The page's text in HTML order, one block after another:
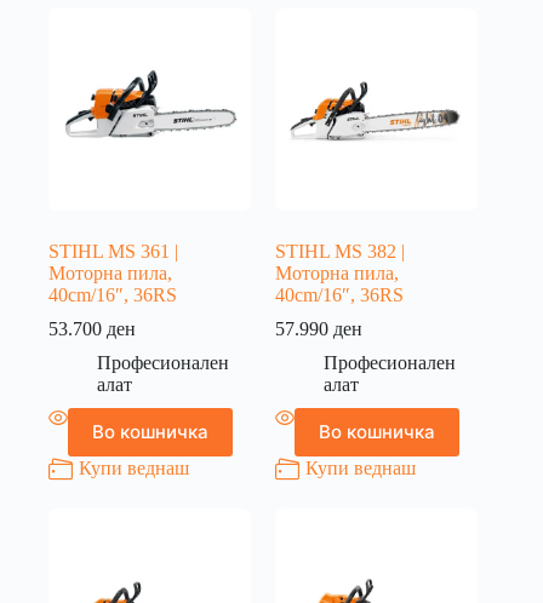
STIHL MS 361 |
Моторна пила,
40cm/16″, 36RS
53.700 ден
Професионален
алат
Во кошничка
Купи веднаш
STIHL MS 382 |
Моторна пила,
40cm/16″, 36RS
57.990 ден
Професионален
алат
Во кошничка
Купи веднаш